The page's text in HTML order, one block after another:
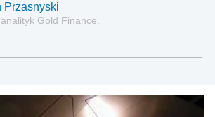
Przasnyski
analityk Gold Finance.